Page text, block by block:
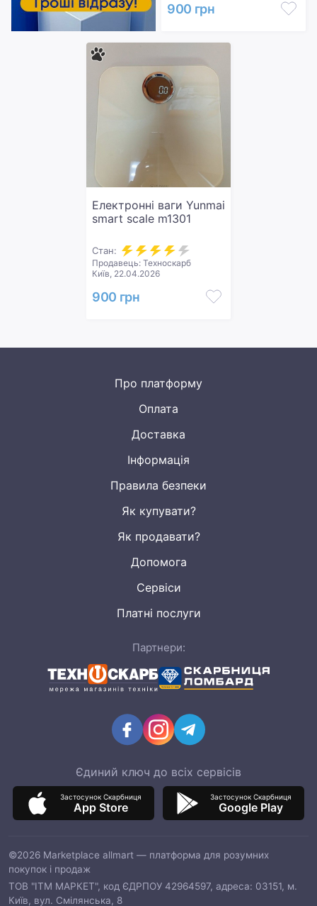
900 грн
Електронні ваги Yunmai
smart scale m1301
Стан:
Продавець: Техноскарб
Київ, 22.04.2026
900 грн
Про платформу
Оплата
Доставка
Інформація
Правила безпеки
Як купувати?
Як продавати?
Допомога
Сервіси
Платні послуги
Партнери:
Єдиний ключ до всіх сервісів
Застосунок Скарбниця
App Store
Застосунок Скарбниця
Google Play
©2026 Marketplace allmart — платформа для розумних
покупок і продаж
ТОВ "ІТМ МАРКЕТ", код ЄДРПОУ 42964597, адреса: 03151, м.
Київ, вул. Смілянська, 8